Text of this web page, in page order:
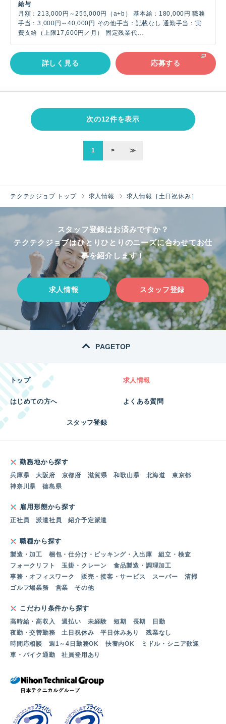
給与
月額：213,000円～255,000円（a+b） 基本給：180,000円 職務
手当：3,000円～40,000円 その他手当：記載なし 通勤手当：実
費支給（上限17,600円／月） 固定残業代…
詳しく見る 応募する
次の12件を表示
1 > ≫
テクテクジョブ トップ 求人情報 求人情報［土日祝休み］
スタッフ登録はお済みですか？
テクテクジョブはひとりひとりのニーズに合わせてお仕
事を紹介します！
求人情報 スタッフ登録
PAGETOP
トップ 求人情報
はじめての方へ よくある質問
スタッフ登録
勤務地から探す
兵庫県 大阪府 京都府 滋賀県 和歌山県 北海道
東京都
神奈川県
徳島県
雇用形態から探す
正社員 派遣社員 紹介予定派遣
職種から探す
製造・加工 梱包・仕分け・ピッキング・入出庫
組立・検査
フォークリフト
玉掛・クレーン
食品製造・調理加工
事務・オフィスワーク
販売・接客・サービス スーパー
清掃
ゴルフ場業務
営業 その他
こだわり条件から探す
高時給・高収入 週払い 未経験 短期 長期
日勤
夜勤・交替勤務
土日祝休み 平日休みあり
残業なし
時間応相談
週1～4日勤務OK 扶養内OK
ミドル・シニア歓迎
車・バイク通勤
社員登用あり